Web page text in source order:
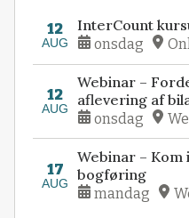
12
AUG
InterCount
onsdag
12
AUG
Webinar –
aflevering af
onsdag
17
AUG
Webinar – Kom
bogføring
mandag